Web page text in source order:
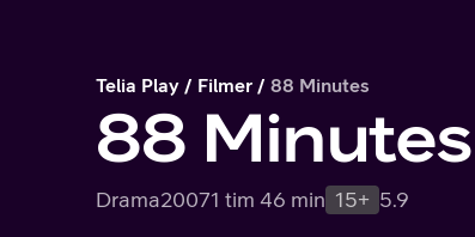
Telia Play Filmer 88 Minutes
88 Minutes
Drama20071 tim 46 min 15+ 5.9